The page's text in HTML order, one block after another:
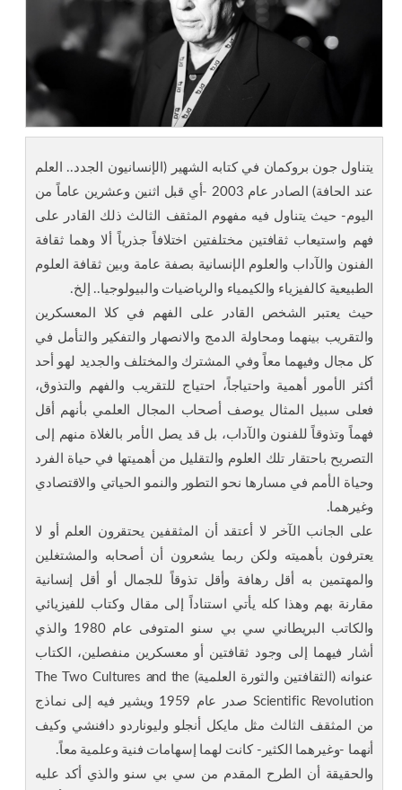
يتناول جون بروكمان في كتابه الشهير (الإنسانيون الجدد.. العلم
عند الحافة) الصادر عام 2003 -أي قبل اثنين وعشرين عاماً من
اليوم- حيث يتناول فيه مفهوم المثقف الثالث ذلك القادر على
فهم واستيعاب ثقافتين مختلفتين اختلافاً جذرياً ألا وهما ثقافة
الفنون والآداب والعلوم الإنسانية بصفة عامة وبين ثقافة العلوم
الطبيعية كالفيزياء والكيمياء والرياضيات والبيولوجيا.. إلخ.
حيث يعتبر الشخص القادر على الفهم في كلا المعسكرين
والتقريب بينهما ومحاولة الدمج والانصهار والتفكير والتأمل في
كل مجال وفيهما معاً وفي المشترك والمختلف والجديد لهو أحد
أكثر الأمور أهمية واحتياجاً، احتياج للتقريب والفهم والتذوق،
فعلى سبيل المثال يوصف أصحاب المجال العلمي بأنهم أقل
فهماً وتذوقاً للفنون والآداب، بل قد يصل الأمر بالغلاة منهم إلى
التصريح باحتقار تلك العلوم والتقليل من أهميتها في حياة الفرد
وحياة الأمم في مسارها نحو التطور والنمو الحياتي والاقتصادي
وغيرهما.
على الجانب الآخر لا أعتقد أن المثقفين يحتقرون العلم أو لا
يعترفون بأهميته ولكن ربما يشعرون أن أصحابه والمشتغلين
والمهتمين به أقل رهافة وأقل تذوقاً للجمال أو أقل إنسانية
مقارنة بهم وهذا كله يأتي استناداً إلى مقال وكتاب للفيزيائي
والكاتب البريطاني سي بي سنو المتوفى عام 1980 والذي
أشار فيهما إلى وجود ثقافتين أو معسكرين منفصلين، الكتاب
عنوانه (الثقافتين والثورة العلمية) The Two Cultures and the
Scientific Revolution صدر عام 1959 ويشير فيه إلى نماذج
من المثقف الثالث مثل مايكل أنجلو وليوناردو دافنشي وكيف
أنهما -وغيرهما الكثير- كانت لهما إسهامات فنية وعلمية معاً.
والحقيقة أن الطرح المقدم من سي بي سنو والذي أكد عليه